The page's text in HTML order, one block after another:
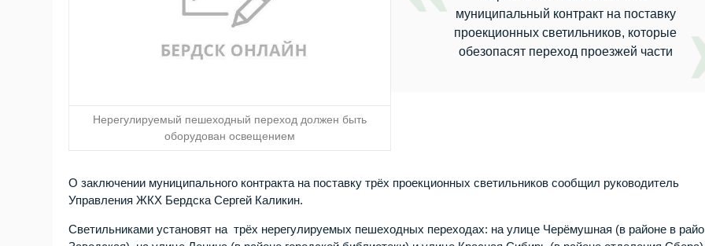
Нерегулируемый пешеходный переход должен быть
оборудован освещением
муниципальный контракт на поставку
проекционных светильников, которые
обезопасят переход проезжей части
О заключении муниципального контракта на поставку трёх проекционных светильников сообщил руководитель
Управления ЖКХ Бердска Сергей Каликин.
Светильниками установят на трёх нерегулируемых пешеходных переходах: на улице Черёмушная (в районе в